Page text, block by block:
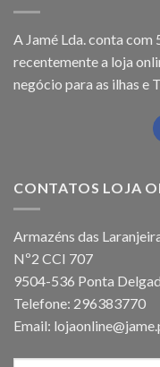
A Jamé Lda. conta com
recentemente a loja
negócio para as ilhas e
CONTATOS LOJA
Armazéns das
Nº2 CCI 707
9504-536 Ponta
Telefone: 296383770
Email: